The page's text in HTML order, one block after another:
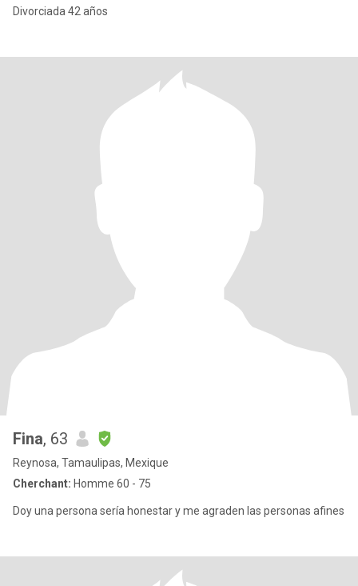
Divorciada 42 años
Fina, 63
Reynosa, Tamaulipas, Mexique
Cherchant: Homme 60 - 75
Doy una persona sería honestar y me agraden las personas afines